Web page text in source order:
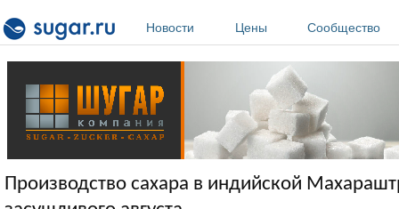
Новости
Цены Сообщество
Производство сахара в индийской